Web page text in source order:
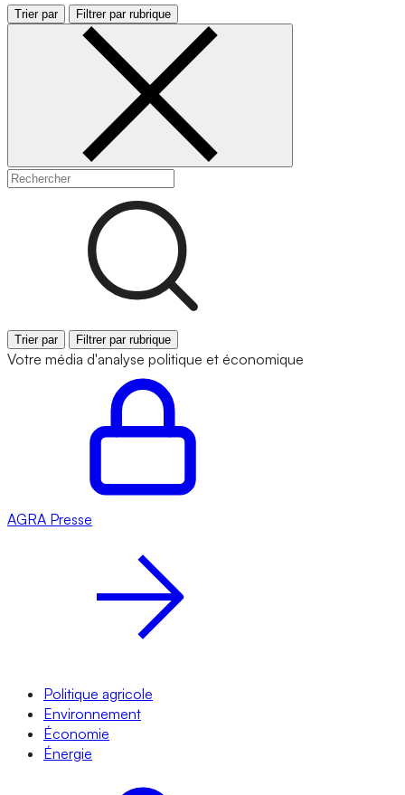
Trier par Filtrer par rubrique
Trier par Filtrer par rubrique
Votre média d'analyse politique et économique
AGRA Presse
Politique agricole
Environnement
Économie
Énergie